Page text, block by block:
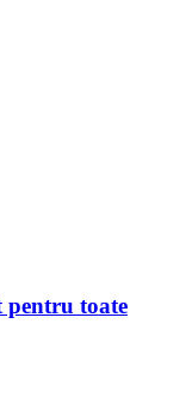
pentru toate